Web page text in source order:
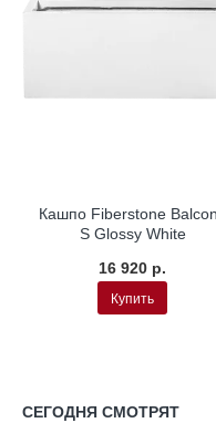
Кашпо Fiberstone
S Glossy White
16 920 р.
Купить
СЕГОДНЯ СМОТРЯТ